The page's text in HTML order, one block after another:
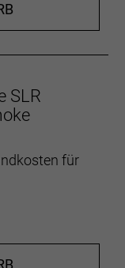
SLR
für